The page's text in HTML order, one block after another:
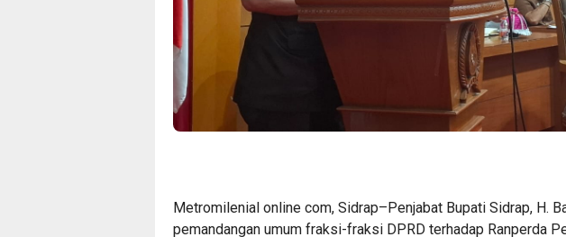
Metromilenial online com, Sidrap–Penjabat Bupati Sidrap, H.
pemandangan umum fraksi-fraksi DPRD terhadap Ranperda